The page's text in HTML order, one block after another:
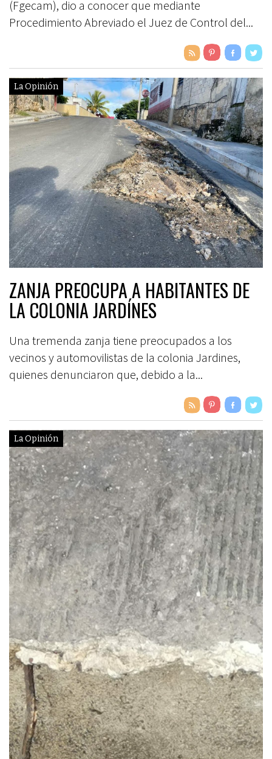
(Fgecam), dio a conocer que mediante
Procedimiento Abreviado el Juez de Control del...
La Opinión
ZANJA PREOCUPA A HABITANTES DE
LA COLONIA JARDÍNES
Una tremenda zanja tiene preocupados a los
vecinos y automovilistas de la colonia Jardines,
quienes denunciaron que, debido a la...
La Opinión